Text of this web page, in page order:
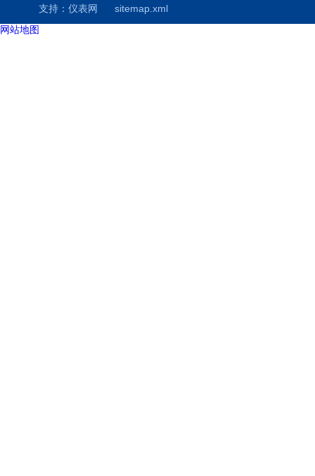
支持： 仪表网
sitemap.xml
网站地图